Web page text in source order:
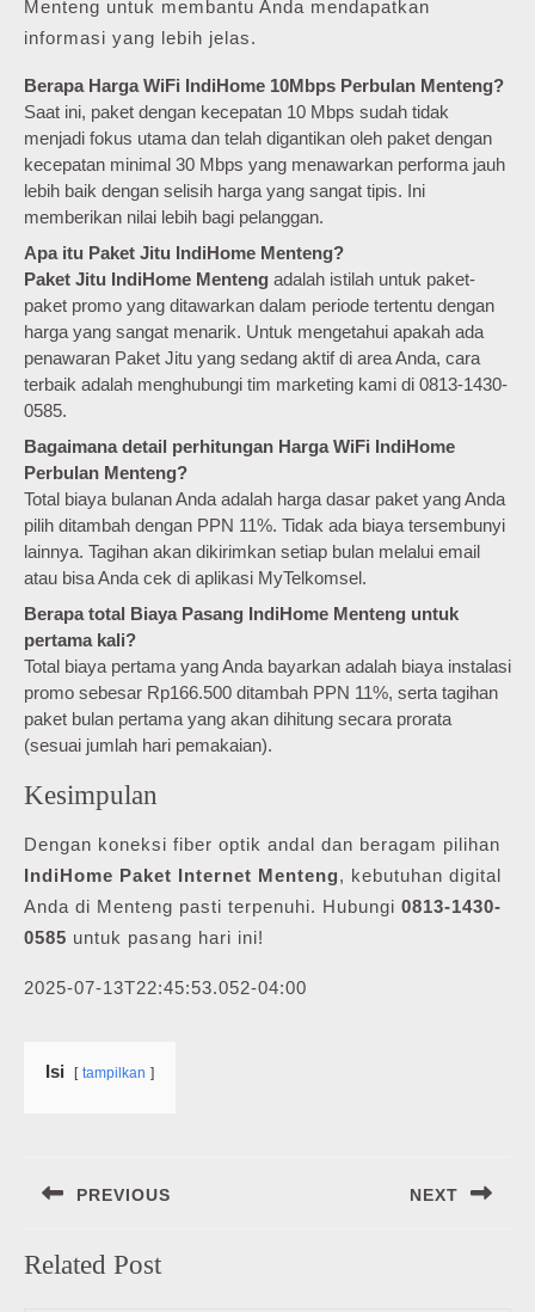
Menteng untuk membantu Anda mendapatkan
informasi yang lebih jelas.
Berapa Harga WiFi IndiHome 10Mbps Perbulan Menteng?
Saat ini, paket dengan kecepatan 10 Mbps sudah tidak
menjadi fokus utama dan telah digantikan oleh paket dengan
kecepatan minimal 30 Mbps yang menawarkan performa jauh
lebih baik dengan selisih harga yang sangat tipis. Ini
memberikan nilai lebih bagi pelanggan.
Apa itu Paket Jitu IndiHome Menteng?
Paket Jitu IndiHome Menteng adalah istilah untuk paket-
paket promo yang ditawarkan dalam periode tertentu dengan
harga yang sangat menarik. Untuk mengetahui apakah ada
penawaran Paket Jitu yang sedang aktif di area Anda, cara
terbaik adalah menghubungi tim marketing kami di 0813-1430-
0585.
Bagaimana detail perhitungan Harga WiFi IndiHome
Perbulan Menteng?
Total biaya bulanan Anda adalah harga dasar paket yang Anda
pilih ditambah dengan PPN 11%. Tidak ada biaya tersembunyi
lainnya. Tagihan akan dikirimkan setiap bulan melalui email
atau bisa Anda cek di aplikasi MyTelkomsel.
Berapa total Biaya Pasang IndiHome Menteng untuk
pertama kali?
Total biaya pertama yang Anda bayarkan adalah biaya instalasi
promo sebesar Rp166.500 ditambah PPN 11%, serta tagihan
paket bulan pertama yang akan dihitung secara prorata
(sesuai jumlah hari pemakaian).
Kesimpulan
Dengan koneksi fiber optik andal dan beragam pilihan
IndiHome Paket Internet Menteng, kebutuhan digital
Anda di Menteng pasti terpenuhi. Hubungi 0813-1430-
0585 untuk pasang hari ini!
2025-07-13T22:45:53.052-04:00
Isi tampilkan
pos
PREVIOUS
post:
NEXT
Related Post